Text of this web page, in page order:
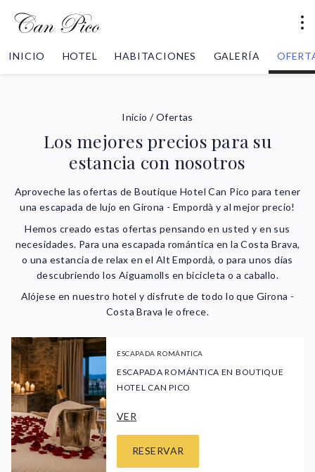
INICIO HOTEL HABITACIONES GALERÍA
Inicio /Ofertas
Los mejores precios para su
estancia con nosotros
Aproveche las ofertas de Boutique Hotel Can Pico para tener
una escapada de lujo en Girona - Empordà y al mejor precio!
Hemos creado estas ofertas pensando en usted y en sus
necesidades. Para una escapada romántica en la Costa Brava,
o una estancia de relax en el Alt Empordà, o para unos días
descubriendo los Aiguamolls en bicicleta o a caballo.
Alójese en nuestro hotel y disfrute de todo lo que Girona -
Costa Brava le ofrece.
ESCAPADA ROMÁNTICA
ESCAPADA ROMÁNTICA EN BOUTIQUE
HOTEL CAN PICO
VER
RESERVAR